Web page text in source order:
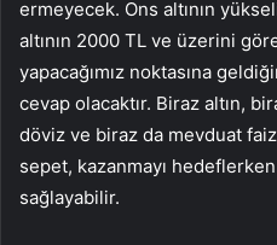
ermeyecek. Ons altının
altının 2000 TL ve üzerini
yapacağımız noktasına
cevap olacaktır. Biraz altın,
döviz ve biraz da mevduat
sepet, kazanmayı
sağlayabilir.